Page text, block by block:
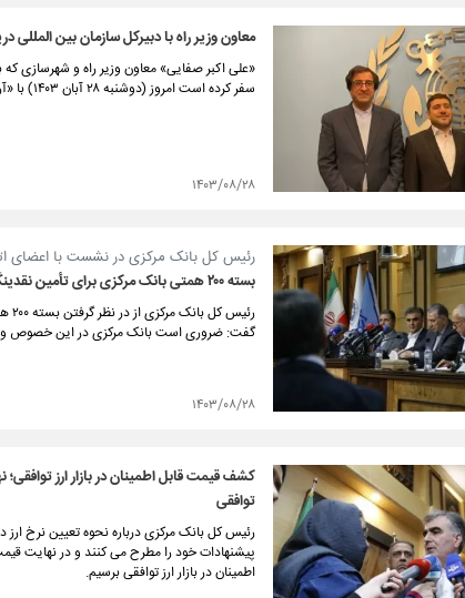
معاون وزیر راه با دبیرکل سازمان بین المللی
«علی اکبر صفایی» معاون وزیر راه و شهرسازی
سفر کرده است امروز (دوشنبه ۲۸ آبان ۱۴۰۳) با «آریسینیو دومینگز» دبیرکل این سازمان دیدار کرد.
۱۴۰۳/۰۸/۲۸
رئیس کل بانک مرکزی در نشست با اعضای
بسته ۲۰۰ همتی بانک مرکزی برای تأمین نقدینگی واحدهای تولیدی
گفت: ضروری است بانک مرکزی در این خصوص
۱۴۰۳/۰۸/۲۸
توافقی
رئیس کل بانک مرکزی درباره نحوه تعیین نرخ ارز
اطمینان در بازار ارز توافقی برسیم.